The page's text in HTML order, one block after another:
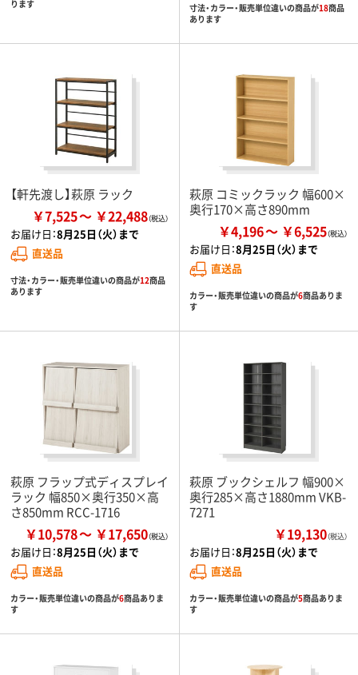
ります 寸法・カラー・販売単位違いの商品が18商品
あります
【軒先渡し】萩原 ラック
￥7,525 ￥22,488
お届け日：8月25日（火）まで
直送品
寸法・カラー・販売単位違いの商品が12商品
あります
萩原 コミックラック 幅600×
奥行170×高さ890mm
￥4,196 ￥6,525
お届け日：8月25日（火）まで
直送品
カラー・販売単位違いの商品が6商品ありま
す
萩原 フラップ式ディスプレイ
ラック 幅850×奥行350×高
さ850mm RCC-1716
￥10,578 ￥17,650
お届け日：8月25日（火）まで
直送品
カラー・販売単位違いの商品が6商品ありま
す
萩原 ブックシェルフ 幅900×
奥行285×高さ1880mm VKB-
7271
￥19,130（税込）
お届け日：8月25日（火）まで
直送品
カラー・販売単位違いの商品が5商品ありま
す